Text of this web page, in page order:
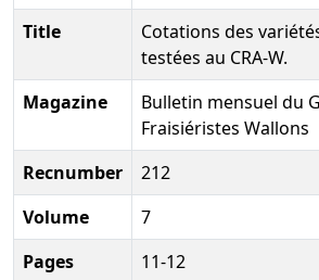
Title
Cotations des
testées au CRA-W.
Magazine
Bulletin mensuel du
Fraisiéristes Wallons
Recnumber
212
Volume
7
Pages
11-12